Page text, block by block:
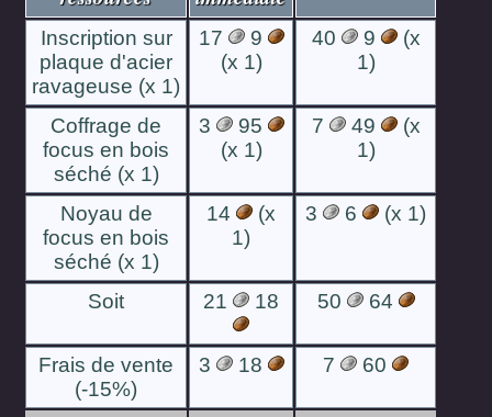
Inscription sur
plaque d'acier
ravageuse (x 1)
17
9
(x 1)
40 9
(x
1)
Coffrage de
focus en bois
séché (x 1)
3
95
(x 1)
7 49
(x
1)
Noyau de
focus en bois
séché (x 1)
14
(x
1)
3 6 (x 1)
Soit 21 18 50 64
Frais de vente
(-15%)
3 18 7 60